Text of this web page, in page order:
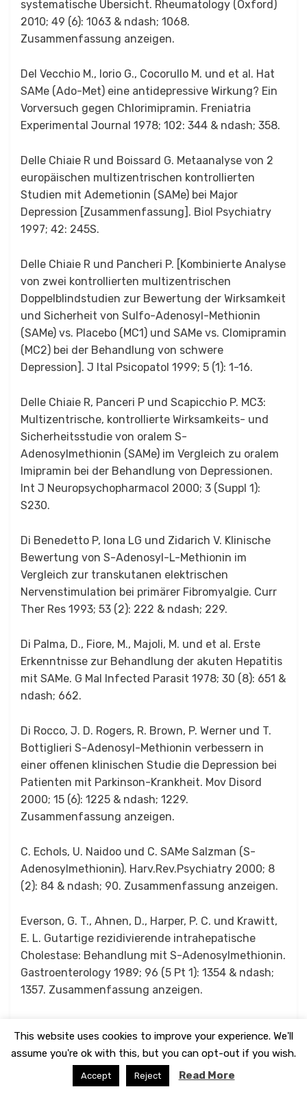
systematische Übersicht. Rheumatology (Oxford)
2010; 49 (6): 1063 & ndash; 1068.
Zusammenfassung anzeigen.
Del Vecchio M., Iorio G., Cocorullo M. und et al. Hat
SAMe (Ado-Met) eine antidepressive Wirkung? Ein
Vorversuch gegen Chlorimipramin. Freniatria
Experimental Journal 1978; 102: 344 & ndash; 358.
Delle Chiaie R und Boissard G. Metaanalyse von 2
europäischen multizentrischen kontrollierten
Studien mit Ademetionin (SAMe) bei Major
Depression [Zusammenfassung]. Biol Psychiatry
1997; 42: 245S.
Delle Chiaie R und Pancheri P. [Kombinierte Analyse
von zwei kontrollierten multizentrischen
Doppelblindstudien zur Bewertung der Wirksamkeit
und Sicherheit von Sulfo-Adenosyl-Methionin
(SAMe) vs. Placebo (MC1) und SAMe vs. Clomipramin
(MC2) bei der Behandlung von schwere
Depression]. J Ital Psicopatol 1999; 5 (1): 1-16.
Delle Chiaie R, Panceri P und Scapicchio P. MC3:
Multizentrische, kontrollierte Wirksamkeits- und
Sicherheitsstudie von oralem S-
Adenosylmethionin (SAMe) im Vergleich zu oralem
Imipramin bei der Behandlung von Depressionen.
Int J Neuropsychopharmacol 2000; 3 (Suppl 1):
S230.
Di Benedetto P, Iona LG und Zidarich V. Klinische
Bewertung von S-Adenosyl-L-Methionin im
Vergleich zur transkutanen elektrischen
Nervenstimulation bei primärer Fibromyalgie. Curr
Ther Res 1993; 53 (2): 222 & ndash; 229.
Di Palma, D., Fiore, M., Majoli, M. und et al. Erste
Erkenntnisse zur Behandlung der akuten Hepatitis
mit SAMe. G Mal Infected Parasit 1978; 30 (8): 651 &
ndash; 662.
Di Rocco, J. D. Rogers, R. Brown, P. Werner und T.
Bottiglieri S-Adenosyl-Methionin verbessern in
einer offenen klinischen Studie die Depression bei
Patienten mit Parkinson-Krankheit. Mov Disord
2000; 15 (6): 1225 & ndash; 1229.
Zusammenfassung anzeigen.
C. Echols, U. Naidoo und C. SAMe Salzman (S-
Adenosylmethionin). Harv.Rev.Psychiatry 2000; 8
(2): 84 & ndash; 90. Zusammenfassung anzeigen.
Everson, G. T., Ahnen, D., Harper, P. C. und Krawitt,
E. L. Gutartige rezidivierende intrahepatische
Cholestase: Behandlung mit S-Adenosylmethionin.
Gastroenterology 1989; 96 (5 Pt 1): 1354 & ndash;
1357. Zusammenfassung anzeigen.
Otto, M.W. und MacLaughlin, R. Die
Thyrotropinreaktion auf das Thyrotropin
freisetzende Hormon als Prädiktor für das
This website uses cookies to improve your experience. We'll
assume you're ok with this, but you can opt-out if you wish.
Accept Reject Read More